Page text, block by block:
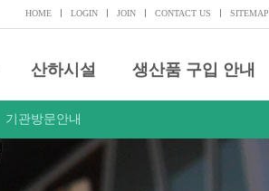
HOME LOGIN JOIN CONTACT US SITEMAP
산하시설 생산품 구입 안내
기관방문안내